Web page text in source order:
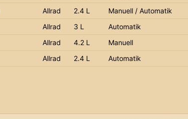
Allrad 2.4 L
Manuell / Automatik
Allrad 3 L
Automatik
Allrad 4.2 L
Manuell
Allrad 2.4 L Automatik